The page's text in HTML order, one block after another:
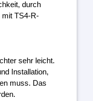
durch
mit TS4-R-
sehr leicht.
Installation,
muss. Das